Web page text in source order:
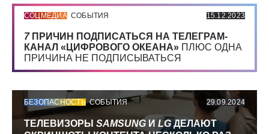
СОЦМЕДИА СОБЫТИЯ 15.12.2023
7 ПРИЧИН ПОДПИСАТЬСЯ НА ТЕЛЕГРАМ-
КАНАЛ «ЦИФРОВОГО ОКЕАНА» ПЛЮС ОДНА
ПРИЧИНА НЕ ПОДПИСЫВАТЬСЯ
БЕЗОПАСНОСТЬ СОБЫТИЯ 29.09.2024
ТЕЛЕВИЗОРЫ SAMSUNG И LGДЕЛАЮТ